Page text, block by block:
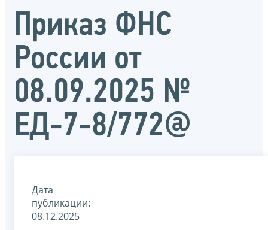
Приказ ФНС
России от
08.09.2025 №
ЕД-7-8/772@
Дата
публикации:
08.12.2025